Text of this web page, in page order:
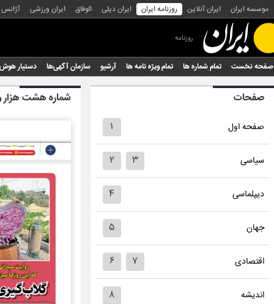
موسسه ایران ایران آنلاین روزنامه ایران ایران دیلی الوفاق ایران ورزشی
روزنامه
صفحه نخست تمام شماره ها تمام ویژه نامه ها آرشیو سازمان آگهی‌ها دستیار
صفحات
صفحه اول ۱
سیاسی ۲ ۳
دیپلماسی ۴
جهان ۵
اقتصادی ۶ ۷
اندیشه ۸
شماره هشت